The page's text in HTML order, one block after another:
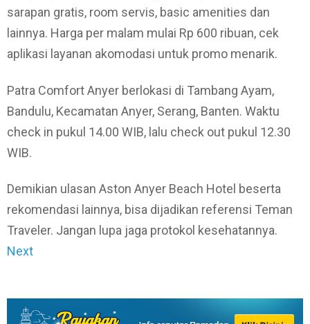
sarapan gratis, room servis, basic amenities dan
lainnya. Harga per malam mulai Rp 600 ribuan, cek
aplikasi layanan akomodasi untuk promo menarik.
Patra Comfort Anyer berlokasi di Tambang Ayam,
Bandulu, Kecamatan Anyer, Serang, Banten. Waktu
check in pukul 14.00 WIB, lalu check out pukul 12.30
WIB.
Demikian ulasan Aston Anyer Beach Hotel beserta
rekomendasi lainnya, bisa dijadikan referensi Teman
Traveler. Jangan lupa jaga protokol kesehatannya.
Next